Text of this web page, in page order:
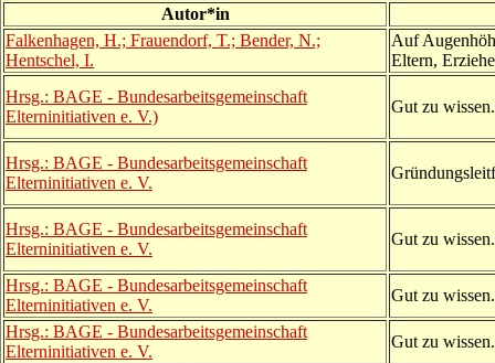
Autor*in
Falkenhagen, H.; Frauendorf, T.; Bender, N.;
Hentschel, I.
Auf
Eltern,
Hrsg.: BAGE - Bundesarbeitsgemeinschaft
Elterninitiativen e. V.)
Gut zu
Hrsg.: BAGE - Bundesarbeitsgemeinschaft
Elterninitiativen e. V.
Hrsg.: BAGE - Bundesarbeitsgemeinschaft
Elterninitiativen e. V.
Gut zu
Hrsg.: BAGE - Bundesarbeitsgemeinschaft
Elterninitiativen e. V.
Gut zu
Hrsg.: BAGE - Bundesarbeitsgemeinschaft
Elterninitiativen e. V.
Gut zu